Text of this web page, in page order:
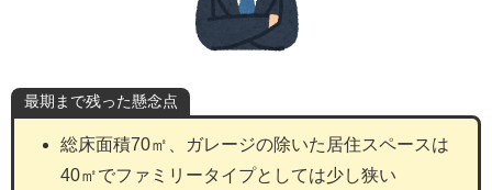
最期まで残った懸念点
総床面積70㎡、ガレージの除いた居住スペースは
40㎡でファミリータイプとしては少し狭い